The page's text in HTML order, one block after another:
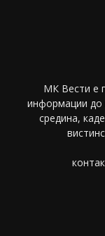
МК Вести е
информации до
средина,